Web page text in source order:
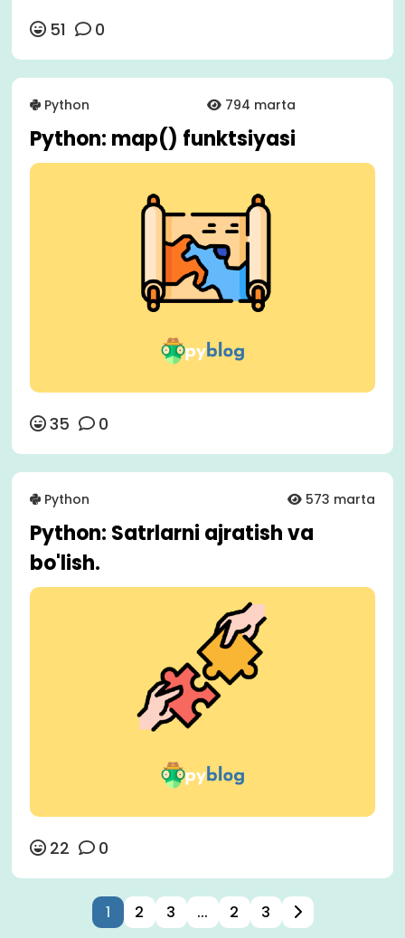
51 0
Python 794 marta
Python: map() funktsiyasi
35 0
Python 573 marta
Python: Satrlarni ajratish va
bo'lish.
22 0
1 2 3 ... 2 3